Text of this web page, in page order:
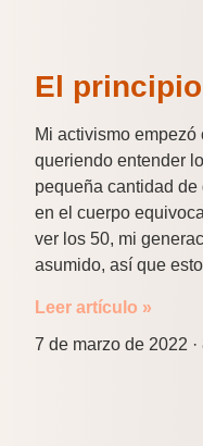
El
Mi activismo
queriendo entender
pequeña cantidad
en el cuerpo
ver los 50, mi
asumido, así que
Leer artículo »
7 de marzo de 2022